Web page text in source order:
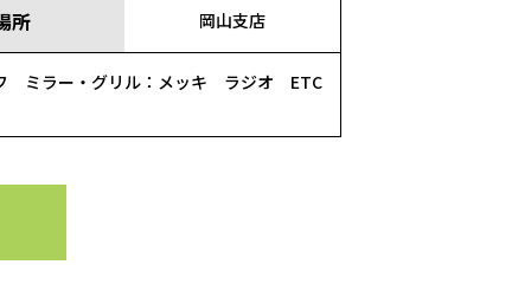
所 岡山支店
ミラー・グリル：メッキ ラジオ ETC